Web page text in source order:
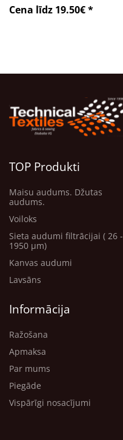
Cena līdz 19.50€ *
TOP Produkti
Maisu audums. Džutas
audums.
Voiloks
Sieta audumi filtrācijai ( 26 -
1950 μm)
Kanvas audumi
Lavsāns
Informācija
Ražošana
Apmaksa
Par mums
Piegāde
Vispārīgi nosacījumi